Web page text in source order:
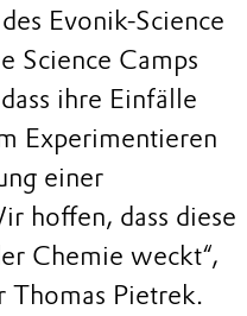
Evonik-Science
Science Camps
ihre Einfälle
Experimentieren
einer
hoffen, dass diese
Chemie weckt“,
Thomas Pietrek.